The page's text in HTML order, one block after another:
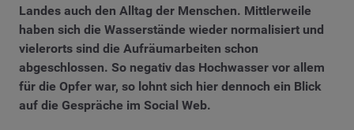
Landes auch den Alltag der Menschen. Mittlerweile
haben sich die Wasserstände wieder normalisiert und
vielerorts sind die Aufräumarbeiten schon
abgeschlossen. So negativ das Hochwasser vor allem
für die Opfer war, so lohnt sich hier dennoch ein Blick
auf die Gespräche im Social Web.